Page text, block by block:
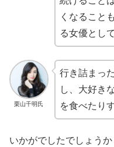
くなること
る女優とし
栗山千明氏
行き詰まっ
し、大好き
を食べたりす
いかがでしたでしょうか